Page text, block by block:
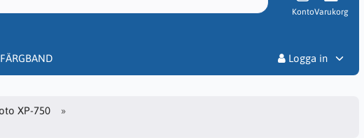
KontoVarukorg
FÄRGBAND
Logga in
XP-750